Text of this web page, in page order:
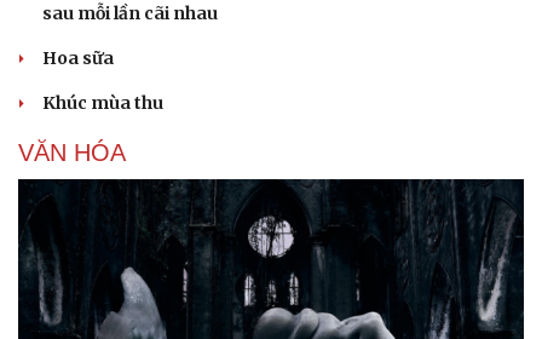
sau mỗi lần cãi nhau
Hoa sữa
Khúc mùa thu
VĂN HÓA